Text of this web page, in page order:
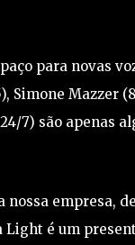
para novas
Simone Mazzer
7) são apenas
nossa empresa,
Light é um